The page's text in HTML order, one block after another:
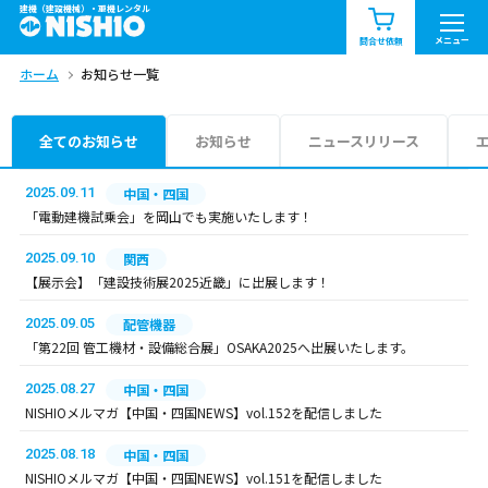
建機（建設機械）・重機レンタル
問合せ依頼 メニュー
商品一覧 お知らせ一覧
問合せ依頼リスト
エリア情報を見る
ホーム お知らせ一覧
全てのお知らせ お知らせ ニュースリリース
2025.09.11
中国・四国
「電動建機試乗会」を岡山でも実施いたします！
2025.09.10
関西
【展示会】「建設技術展2025近畿」に出展します！
2025.09.05
配管機器
「第22回 管工機材・設備総合展」OSAKA2025へ出展いたします。
2025.08.27
中国・四国
NISHIOメルマガ【中国・四国NEWS】vol.152を配信しました
2025.08.18
中国・四国
NISHIOメルマガ【中国・四国NEWS】vol.151を配信しました